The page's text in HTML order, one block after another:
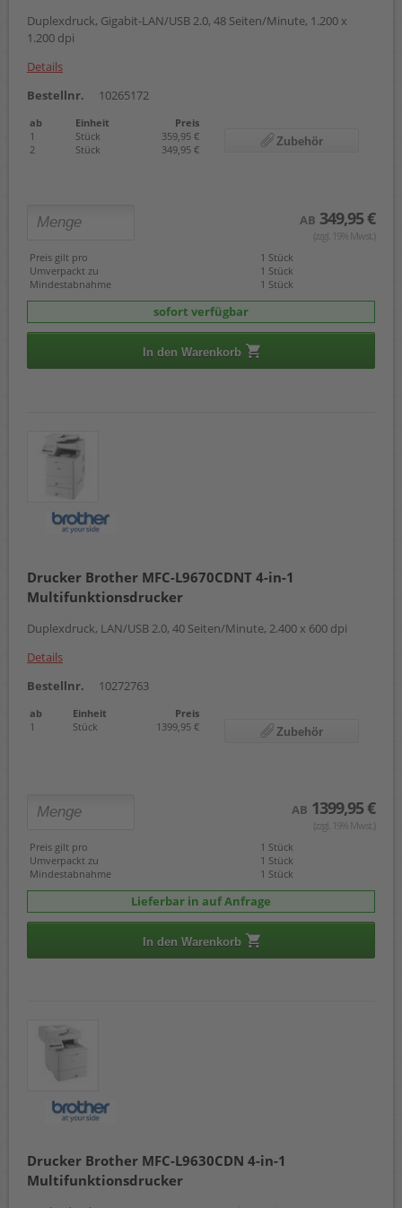
Duplexdruck, Gigabit-LAN/USB 2.0, 48 Seiten/Minute, 1.200 x
1.200 dpi
Details
Bestellnr.
10265172
ab Einheit
Preis
1
Stück
359,95 €
2
Stück 349,95 €
Zubehör
AB 349,95 €
(zzgl. 19% Mwst.)
Preis gilt pro
1 Stück
Umverpackt zu
1 Stück
Mindestabnahme
1 Stück
sofort verfügbar
In den Warenkorb
Drucker Brother MFC-L9670CDNT 4-in-1
Multifunktionsdrucker
Duplexdruck, LAN/USB 2.0, 40 Seiten/Minute, 2.400 x 600 dpi
Details
Bestellnr.
10272763
ab Einheit
Preis
1
Stück 1399,95 € Zubehör
AB 1399,95 €
(zzgl. 19% Mwst.)
Preis gilt pro
1 Stück
Umverpackt zu
1 Stück
Mindestabnahme
1 Stück
Lieferbar in auf Anfrage
In den Warenkorb
Drucker Brother MFC-L9630CDN 4-in-1
Multifunktionsdrucker